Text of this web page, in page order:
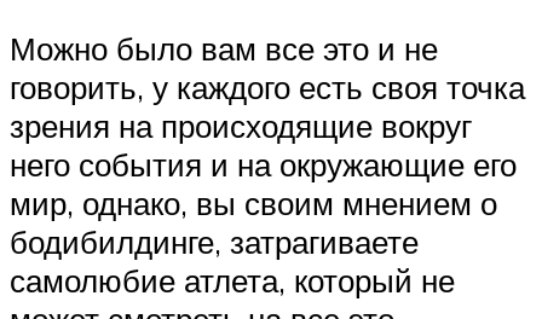
Можно было вам все это и не
говорить, у каждого есть своя точка
зрения на происходящие вокруг
него события и на окружающие его
мир, однако, вы своим мнением о
бодибилдинге, затрагиваете
самолюбие атлета, который не